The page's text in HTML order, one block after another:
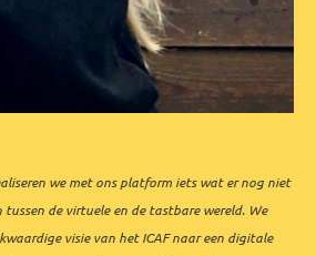
we met ons platform iets wat er nog niet
tussen de virtuele en de tastbare wereld. We
visie van het ICAF naar een digitale